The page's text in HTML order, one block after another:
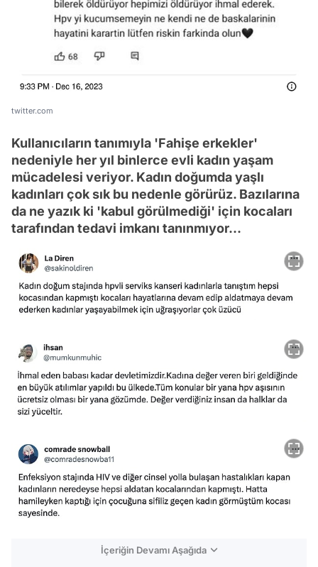
twitter.com
Kullanıcıların tanımıyla 'Fahişe erkekler'
nedeniyle her yıl binlerce evli kadın yaşam
mücadelesi veriyor. Kadın doğumda yaşlı
kadınları çok sık bu nedenle görürüz. Bazılarına
da ne yazık ki 'kabul görülmediği' için kocaları
tarafından tedavi imkanı tanınmıyor...
İçeriğin Devamı Aşağıda